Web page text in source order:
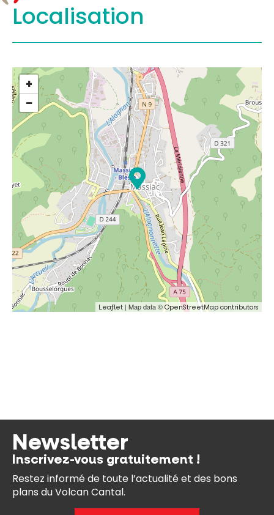
Localisation
+
−
Leaflet | Map data ©OpenStreetMap contributors
Newsletter
Inscrivez-vous gratuitement !
Restez informé de toute l’actualité et des bons
plans du Volcan Cantal.